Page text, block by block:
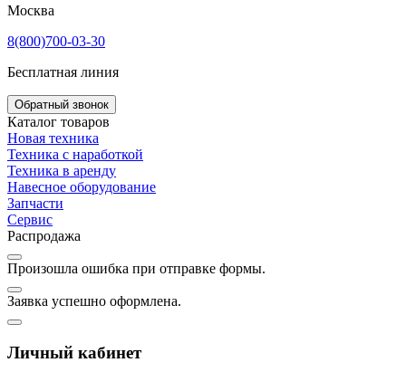
Москва
8(800)700-03-30
Бесплатная линия
Обратный звонок
Каталог товаров
Новая техника
Техника с наработкой
Техника в аренду
Навесное оборудование
Запчасти
Сервис
Распродажа
Произошла ошибка при отправке формы.
Заявка успешно оформлена.
Личный кабинет